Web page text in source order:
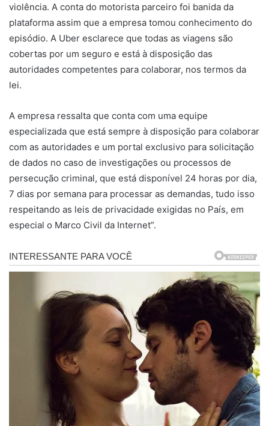
violência. A conta do motorista parceiro foi banida da
plataforma assim que a empresa tomou conhecimento do
episódio. A Uber esclarece que todas as viagens são
cobertas por um seguro e está à disposição das
autoridades competentes para colaborar, nos termos da
lei.
A empresa ressalta que conta com uma equipe
especializada que está sempre à disposição para colaborar
com as autoridades e um portal exclusivo para solicitação
de dados no caso de investigações ou processos de
persecução criminal, que está disponível 24 horas por dia,
7 dias por semana para processar as demandas, tudo isso
respeitando as leis de privacidade exigidas no País, em
especial o Marco Civil da Internet”.